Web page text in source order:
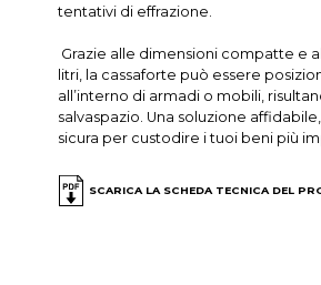
tentativi di effrazione.
Grazie alle dimensioni compatte e
litri, la cassaforte può essere
all’interno di armadi o mobili,
salvaspazio. Una soluzione
sicura per custodire i tuoi beni più
SCARICA LA SCHEDA TECNICA DEL